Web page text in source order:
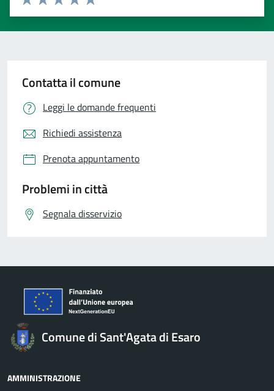
Valuta 5 stelle su 5
Valuta 4 stelle su 5
Valuta 3 stelle su 5
Valuta 2 stelle su 5
Valuta 1 stelle su 5
Contatta il comune
Leggi le domande frequenti
Richiedi assistenza
Prenota appuntamento
Problemi in città
Segnala disservizio
Comune di Sant'Agata di Esaro
AMMINISTRAZIONE